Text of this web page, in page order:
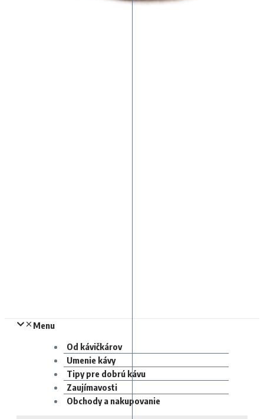
Menu
Od kávičkárov
Umenie kávy
Tipy pre dobrú kávu
Zaujímavosti
Obchody a nakupovanie